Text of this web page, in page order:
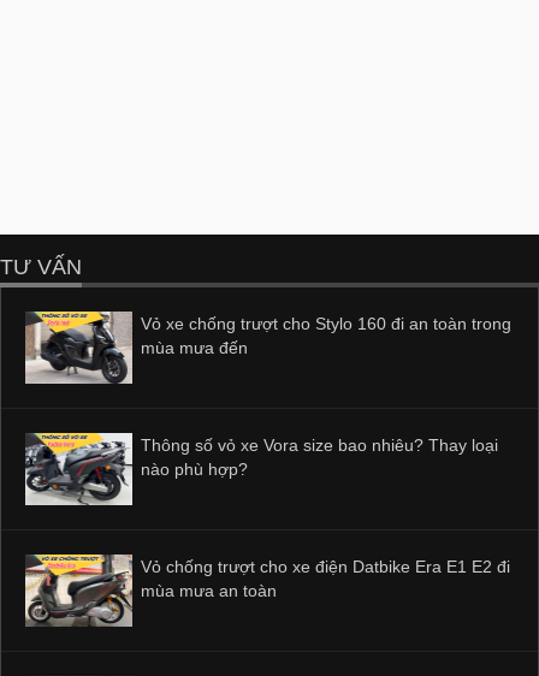
TƯ VẤN
Vỏ xe chống trượt cho Stylo 160 đi an toàn trong
mùa mưa đến
Thông số vỏ xe Vora size bao nhiêu? Thay loại
nào phù hợp?
Vỏ chống trượt cho xe điện Datbike Era E1 E2 đi
mùa mưa an toàn